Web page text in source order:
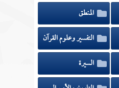
المنطق
التفسير وعلوم القرآن
السيرة